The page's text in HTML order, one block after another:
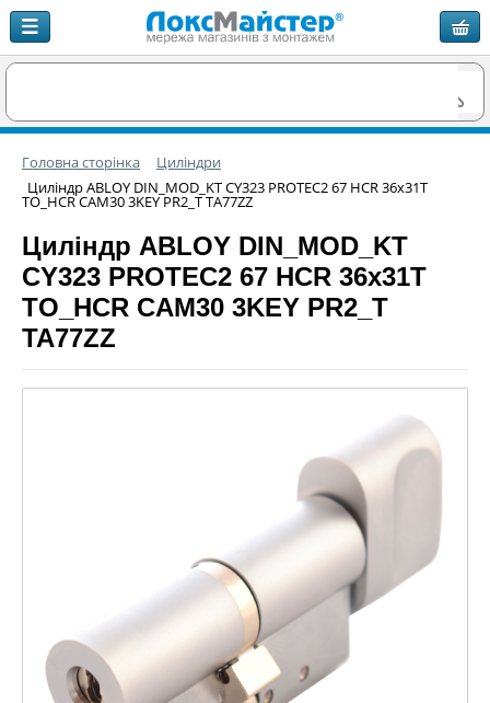
Головна сторінка
Циліндри
Циліндр ABLOY DIN_MOD_KT CY323 PROTEC2 67 HCR 36x31T
TO_HCR CAM30 3KEY PR2_T TA77ZZ
Циліндр ABLOY DIN_MOD_KT
CY323 PROTEC2 67 HCR 36x31T
TO_HCR CAM30 3KEY PR2_T
TA77ZZ